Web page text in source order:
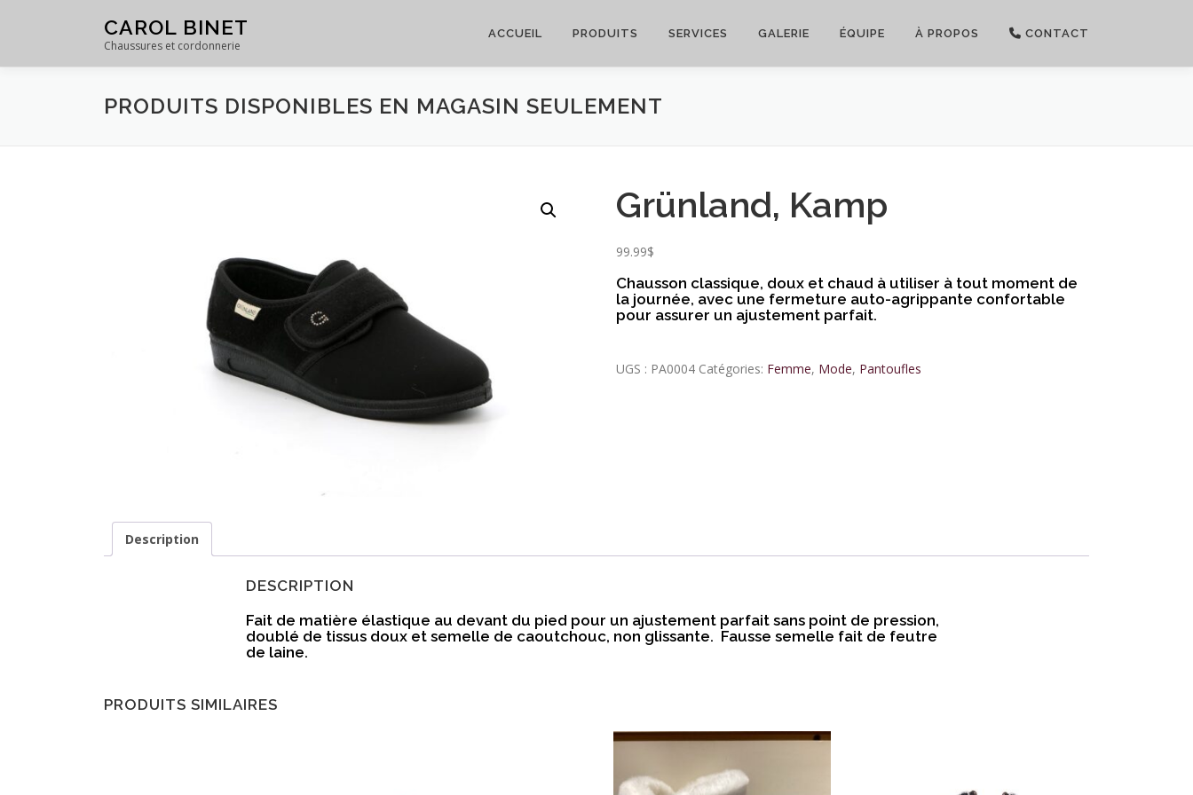
CAROL BINET
Chaussures et cordonnerie
ACCUEIL PRODUITS SERVICES GALERIE ÉQUIPE À PROPOS CONTACT
PRODUITS DISPONIBLES EN MAGASIN SEULEMENT
Grünland, Kamp
99.99$
Chausson classique, doux et chaud à utiliser à tout moment de
la journée, avec une fermeture auto-agrippante confortable
pour assurer un ajustement parfait.
UGS : PA0004 Catégories: Femme, Mode, Pantoufles
Description
DESCRIPTION
Fait de matière élastique au devant du pied pour un ajustement parfait sans point de pression,
doublé de tissus doux et semelle de caoutchouc, non glissante. Fausse semelle fait de feutre
de laine.
PRODUITS SIMILAIRES